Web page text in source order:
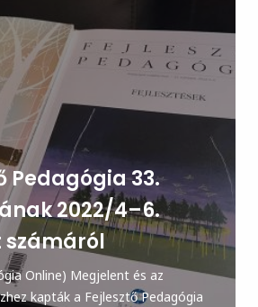
Pedagógia 33.
2022/4–6.
számáról
Online) Megjelent és az
kapták a Fejlesztő Pedagógia